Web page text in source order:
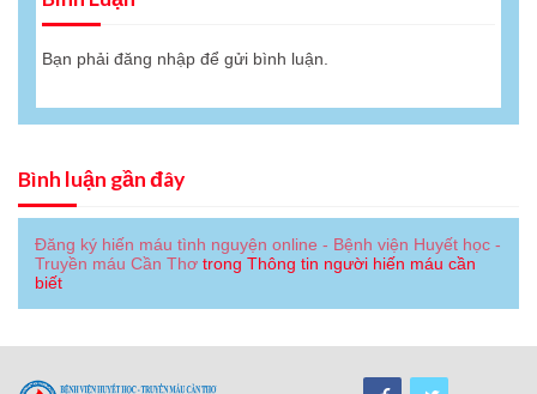
Bạn phải đăng nhập để gửi bình luận.
Bình luận gần đây
Đăng ký hiến máu tình nguyện online - Bệnh viện Huyết học -
Truyền máu Cần Thơ trong Thông tin người hiến máu cần
biết